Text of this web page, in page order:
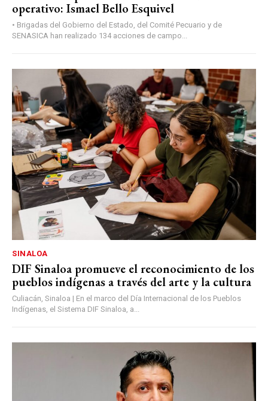
operativo: Ismael Bello Esquivel
• Brigadas del Gobierno del Estado, del Comité Pecuario y de
SENASICA han realizado 134 acciones de campo...
SINALOA
DIF Sinaloa promueve el reconocimiento de los
pueblos indígenas a través del arte y la cultura
Culiacán, Sinaloa | En el marco del Día Internacional de los Pueblos
Indígenas, el Sistema DIF Sinaloa, a...